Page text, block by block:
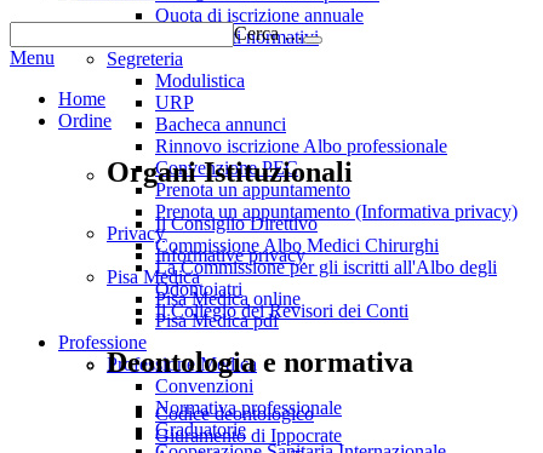
Cerca …
Menu
Home
Ordine
Organi Istituzionali
Il Consiglio Direttivo
Commissione Albo Medici Chirurghi
La Commissione per gli iscritti all'Albo degli
Odontoiatri
Il Collegio dei Revisori dei Conti
Deontologia e normativa
Codice deontologico
Giuramento di Ippocrate
Quota di iscrizione annuale
Riferimenti normativi
Segreteria
Modulistica
URP
Bacheca annunci
Rinnovo iscrizione Albo professionale
Convenzione PEC
Prenota un appuntamento
Prenota un appuntamento (Informativa privacy)
Privacy
Informative privacy
Pisa Medica
Pisa Medica online
Pisa Medica pdf
Professione
Professione Medica
Convenzioni
Normativa professionale
Graduatorie